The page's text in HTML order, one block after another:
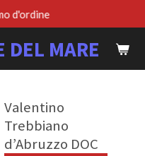
DEL MARE
d'ordine
Valentino
Trebbiano
d’Abruzzo DOC